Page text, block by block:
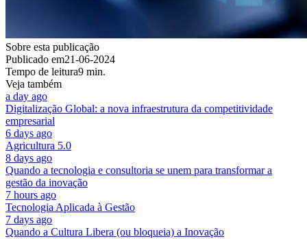
Sobre esta publicação
Publicado em21-06-2024
Tempo de leitura9 min.
Veja também
a day ago
Digitalização Global: a nova infraestrutura da competitividade
empresarial
6 days ago
Agricultura 5.0
8 days ago
Quando a tecnologia e consultoria se unem para transformar a
gestão da inovação
7 hours ago
Tecnologia Aplicada à Gestão
7 days ago
Quando a Cultura Libera (ou bloqueia) a Inovação